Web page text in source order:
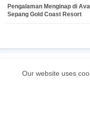
Pengalaman Menginap di
Sepang Gold Coast Resort
Our website uses